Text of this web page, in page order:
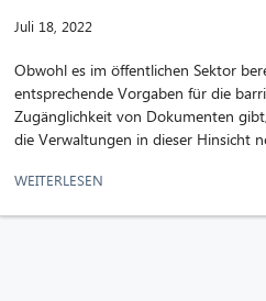
Juli 18, 2022
Obwohl es im öffentlichen Sektor
entsprechende Vorgaben für die
Zugänglichkeit von Dokumenten
die Verwaltungen in dieser Hinsicht
WEITERLESEN